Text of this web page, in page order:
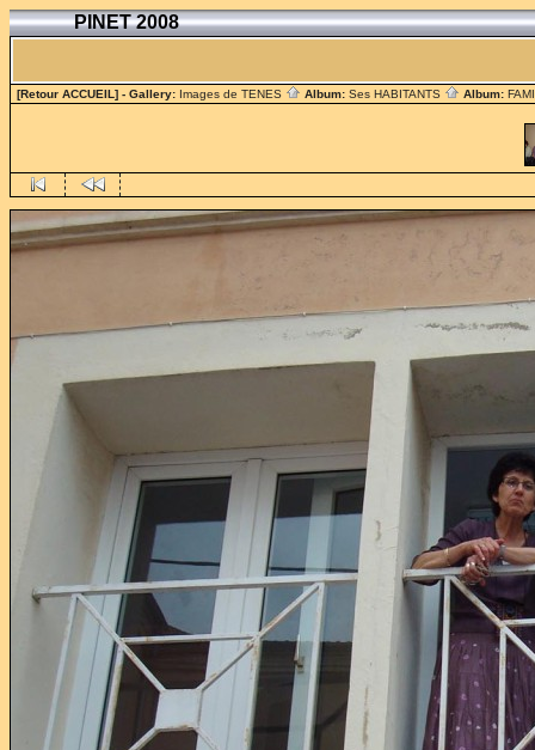
PINET 2008
[Retour ACCUEIL] - Gallery: Images de TENES Album: Ses HABITANTS Album: